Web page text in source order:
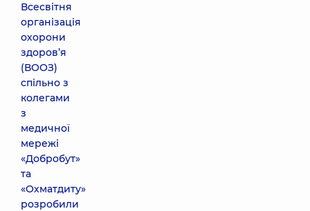
Всесвітня
організація
охорони
здоров’я
(ВООЗ)
спільно з
колегами
з
медичної
мережі
«Добробут»
та
«Охматдиту»
розробили